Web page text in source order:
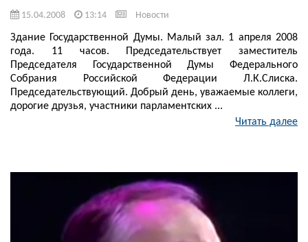
15.04.2008 13:14 Новости
Здание Государственной Думы. Малый зал. 1 апреля 2008
года. 11 часов. Председательствует заместитель
Председателя Государственной Думы Федерального
Собрания Российской Федерации Л.К.Слиска.
Председательствующий. Добрый день, уважаемые коллеги,
дорогие друзья, участники парламентских ...
Читать далее